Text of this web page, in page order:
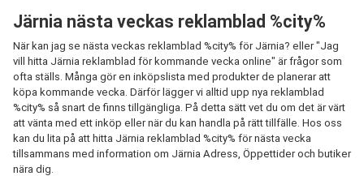
Järnia nästa veckas reklamblad %city%
När kan jag se nästa veckas reklamblad %city% för Järnia? eller "Jag
vill hitta Järnia reklamblad för kommande vecka online" är frågor som
ofta ställs. Många gör en inköpslista med produkter de planerar att
köpa kommande vecka. Därför lägger vi alltid upp nya reklamblad
%city% så snart de finns tillgängliga. På detta sätt vet du om det är värt
att vänta med ett inköp eller när du kan handla på rätt tillfälle. Hos oss
kan du lita på att hitta Järnia reklamblad %city% för nästa vecka
tillsammans med information om Järnia Adress, Öppettider och butiker
nära dig.